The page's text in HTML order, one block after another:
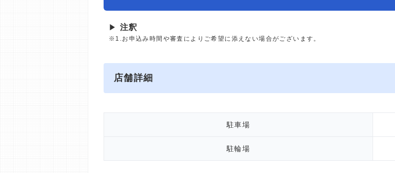
▶ 注釈
※1.お申込み時間や審査によりご希望に添えない場合がございます。
店舗詳細
駐車場
駐輪場